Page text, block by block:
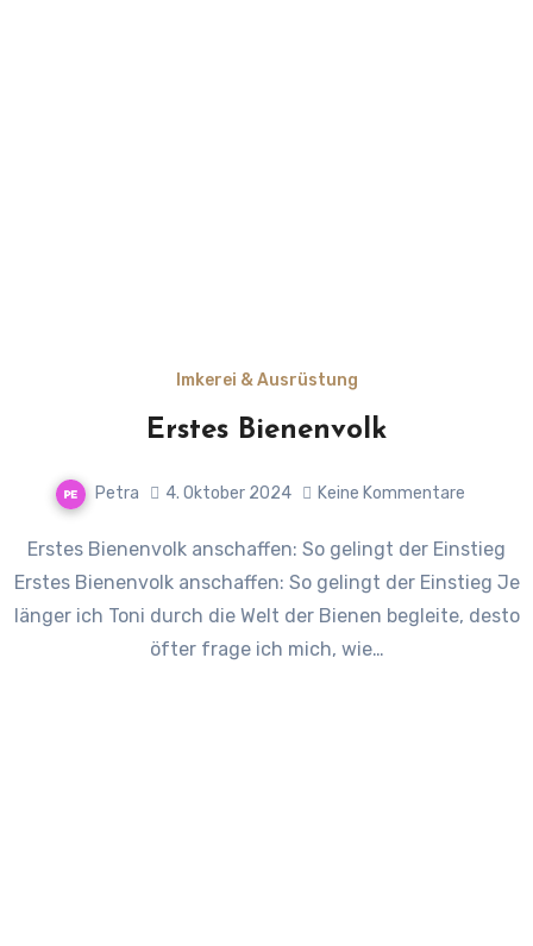
Imkerei & Ausrüstung
Erstes Bienenvolk
Petra 4. Oktober 2024 Keine Kommentare
Erstes Bienenvolk anschaffen: So gelingt der Einstieg
Erstes Bienenvolk anschaffen: So gelingt der Einstieg Je
länger ich Toni durch die Welt der Bienen begleite, desto
öfter frage ich mich, wie…